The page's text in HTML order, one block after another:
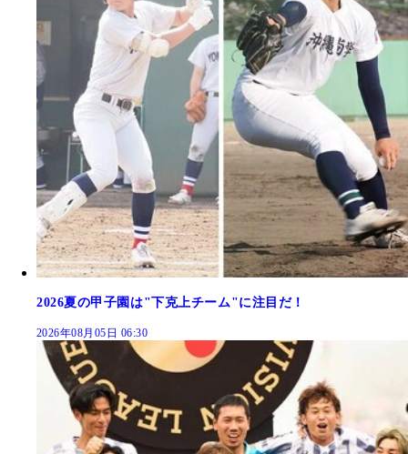
2026夏の甲子園は"下克上チーム"に注目だ！
2026年08月05日 06:30